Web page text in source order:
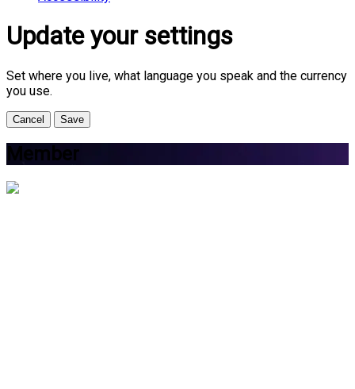
Update your settings
Set where you live, what language you speak and the currency
you use.
Cancel Save
Member